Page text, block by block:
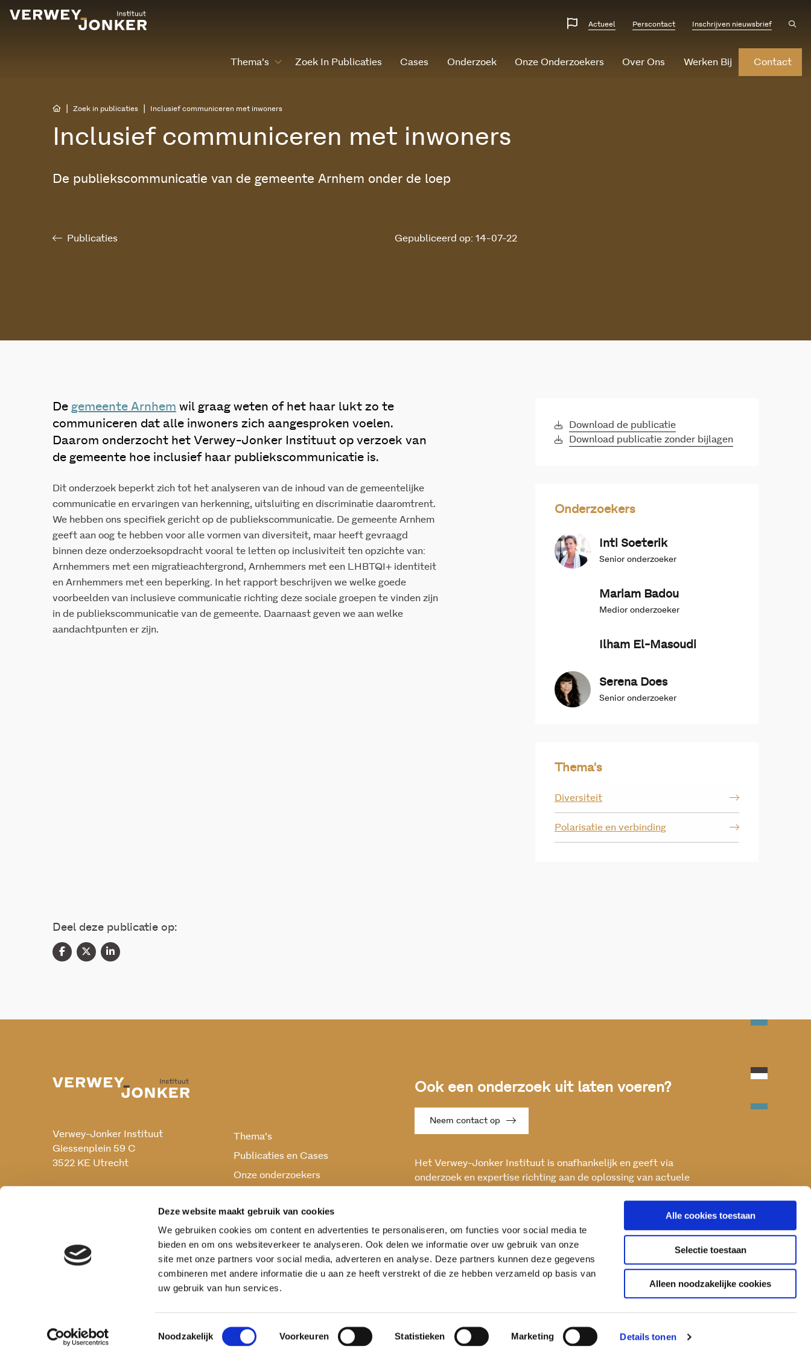
Deze website maakt gebruik van cookies
We gebruiken cookies om content en advertenties te personaliseren, om functies voor social media te
bieden en om ons websiteverkeer te analyseren. Ook delen we informatie over uw gebruik van onze
site met onze partners voor social media, adverteren en analyse. Deze partners kunnen deze gegevens
combineren met andere informatie die u aan ze heeft verstrekt of die ze hebben verzameld op basis van
uw gebruik van hun services.
Toestemmingsselectie
Noodzakelijk Voorkeuren Statistieken Marketing Details tonen
Alle cookies toestaan
Selectie toestaan
Alleen noodzakelijke cookies
Website
Actueel Perscontact Inschrijven nieuwsbrief
Thema’s Zoek In Publicaties Cases Onderzoek Onze Onderzoekers Over Ons Werken Bij Contact
Zoek in publicaties Inclusief communiceren met inwoners
Inclusief communiceren met inwoners
De publiekscommunicatie van de gemeente Arnhem onder de loep
Publicaties Gepubliceerd op: 14-07-22
De gemeente Arnhem wil graag weten of het haar lukt zo te
communiceren dat alle inwoners zich aangesproken voelen.
Daarom onderzocht het Verwey-Jonker Instituut op verzoek van
de gemeente hoe inclusief haar publiekscommunicatie is.
Dit onderzoek beperkt zich tot het analyseren van de inhoud van de gemeentelijke
communicatie en ervaringen van herkenning, uitsluiting en discriminatie daaromtrent.
We hebben ons specifiek gericht op de publiekscommunicatie. De gemeente Arnhem
geeft aan oog te hebben voor alle vormen van diversiteit, maar heeft gevraagd
binnen deze onderzoeksopdracht vooral te letten op inclusiviteit ten opzichte van:
Arnhemmers met een migratieachtergrond, Arnhemmers met een LHBTQI+ identiteit
en Arnhemmers met een beperking. In het rapport beschrijven we welke goede
voorbeelden van inclusieve communicatie richting deze sociale groepen te vinden zijn
in de publiekscommunicatie van de gemeente. Daarnaast geven we aan welke
aandachtpunten er zijn.
Download de publicatie
Download publicatie zonder bijlagen
Onderzoekers
Inti Soeterik
Senior onderzoeker
Mariam Badou
Medior onderzoeker
Ilham El-Masoudi
Serena Does
Senior onderzoeker
Thema's
Diversiteit
Polarisatie en verbinding
Deel deze publicatie op:
Verwey-Jonker Instituut
Giessenplein 59 C
3522 KE Utrecht
Thema’s
Publicaties en Cases
Onze onderzoekers
Ook een onderzoek uit laten voeren?
Neem contact op
Het Verwey-Jonker Instituut is onafhankelijk en geeft via
onderzoek en expertise richting aan de oplossing van actuele
Privacy reglement Cookies Disclaimer Verantwoording